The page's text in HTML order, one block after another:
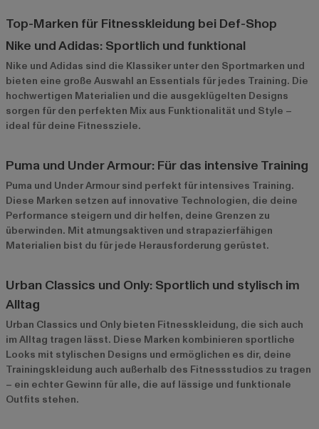
Top-Marken für Fitnesskleidung bei Def-Shop
Nike und Adidas: Sportlich und funktional
Nike und Adidas sind die Klassiker unter den Sportmarken und
bieten eine große Auswahl an Essentials für jedes Training. Die
hochwertigen Materialien und die ausgeklügelten Designs
sorgen für den perfekten Mix aus Funktionalität und Style –
ideal für deine Fitnessziele.
Puma und Under Armour: Für das intensive Training
Puma und Under Armour sind perfekt für intensives Training.
Diese Marken setzen auf innovative Technologien, die deine
Performance steigern und dir helfen, deine Grenzen zu
überwinden. Mit atmungsaktiven und strapazierfähigen
Materialien bist du für jede Herausforderung gerüstet.
Urban Classics und Only: Sportlich und stylisch im
Alltag
Urban Classics und Only bieten Fitnesskleidung, die sich auch
im Alltag tragen lässt. Diese Marken kombinieren sportliche
Looks mit stylischen Designs und ermöglichen es dir, deine
Trainingskleidung auch außerhalb des Fitnessstudios zu tragen
– ein echter Gewinn für alle, die auf lässige und funktionale
Outfits stehen.